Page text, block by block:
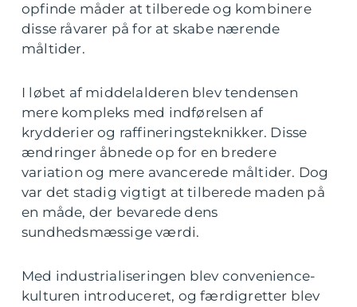
opfinde måder at tilberede og kombinere
disse råvarer på for at skabe nærende
måltider.
I løbet af middelalderen blev tendensen
mere kompleks med indførelsen af
krydderier og raffineringsteknikker. Disse
ændringer åbnede op for en bredere
variation og mere avancerede måltider. Dog
var det stadig vigtigt at tilberede maden på
en måde, der bevarede dens
sundhedsmæssige værdi.
Med industrialiseringen blev convenience-
kulturen introduceret, og færdigretter blev